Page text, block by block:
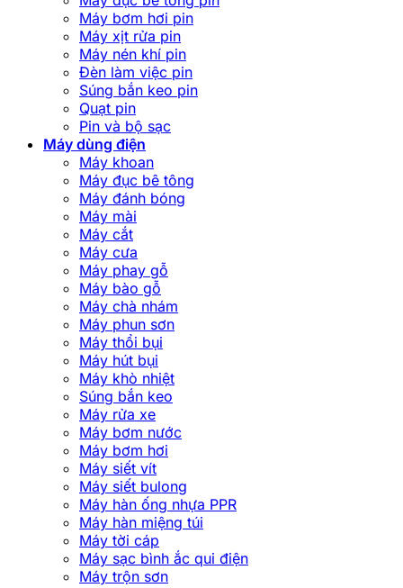
Máy bơm hơi pin
Máy xịt rửa pin
Máy nén khí pin
Đèn làm việc pin
Súng bắn keo pin
Quạt pin
Pin và bộ sạc
Máy dùng điện
Máy khoan
Máy đục bê tông
Máy đánh bóng
Máy mài
Máy cắt
Máy cưa
Máy phay gỗ
Máy bào gỗ
Máy chà nhám
Máy phun sơn
Máy thổi bụi
Máy hút bụi
Máy khò nhiệt
Súng bắn keo
Máy rửa xe
Máy bơm nước
Máy bơm hơi
Máy siết vít
Máy siết bulong
Máy hàn ống nhựa PPR
Máy hàn miệng túi
Máy tời cáp
Máy sạc bình ắc qui điện
Máy trộn sơn